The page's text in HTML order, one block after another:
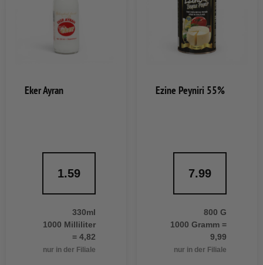
Eker Ayran
1.59
330ml
1000 Milliliter
= 4,82
nur in der Filiale
Ezine Peyniri 55%
7.99
800 G
1000 Gramm =
9,99
nur in der Filiale